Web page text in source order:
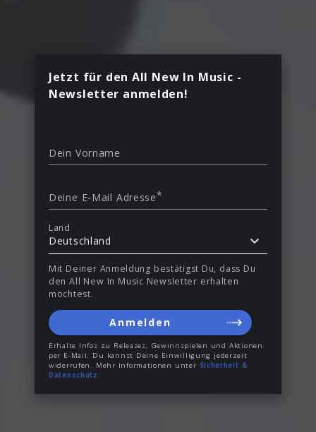
Jetzt für den All New In Music -
Newsletter anmelden!
Dein Vorname
Deine E-Mail Adresse*
Land
Deutschland
Mit Deiner Anmeldung bestätigst Du, dass Du
den All New In Music Newsletter erhalten
möchtest.
Anmelden
Erhalte Infos zu Releases, Gewinnspielen und Aktionen
per E-Mail. Du kannst Deine Einwilligung jederzeit
widerrufen. Mehr Informationen unter Sicherheit &
Datenschutz .